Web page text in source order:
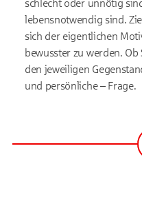
schlecht oder unnötig
lebensnotwendig sind.
sich der eigentlichen
bewusster zu werden.
den jeweiligen
und persönliche – Frage.